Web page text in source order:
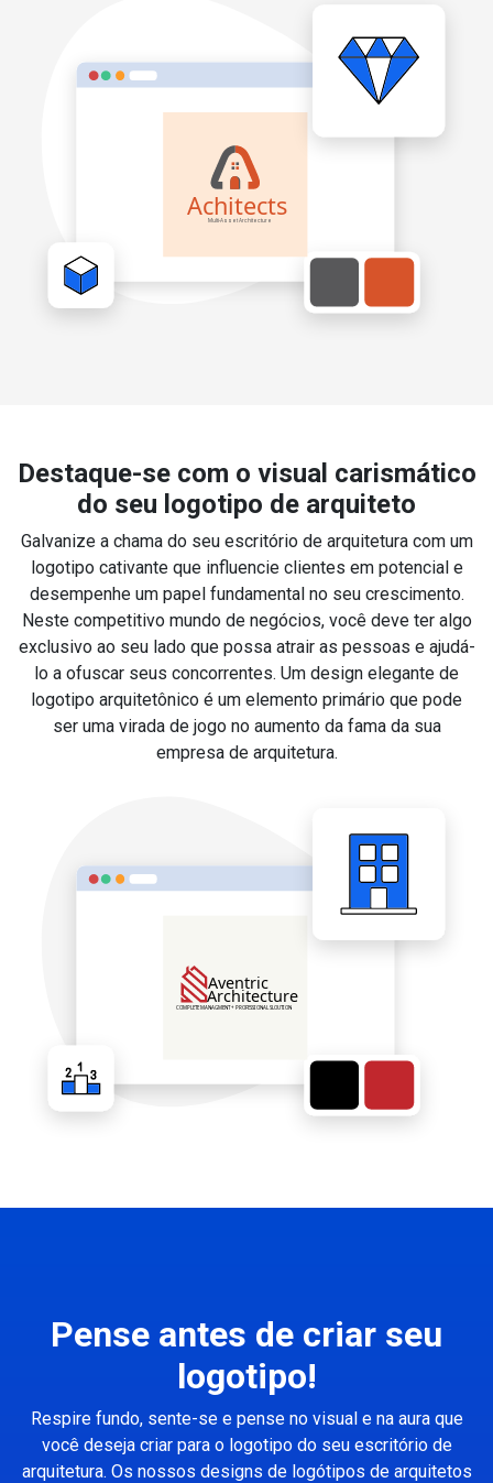
Destaque-se com o visual carismático
do seu logotipo de arquiteto
Galvanize a chama do seu escritório de arquitetura com um
logotipo cativante que influencie clientes em potencial e
desempenhe um papel fundamental no seu crescimento.
Neste competitivo mundo de negócios, você deve ter algo
exclusivo ao seu lado que possa atrair as pessoas e ajudá-
lo a ofuscar seus concorrentes. Um design elegante de
logotipo arquitetônico é um elemento primário que pode
ser uma virada de jogo no aumento da fama da sua
empresa de arquitetura.
Pense antes de criar seu
logotipo!
Respire fundo, sente-se e pense no visual e na aura que
você deseja criar para o logotipo do seu escritório de
arquitetura. Os nossos designs de logótipos de arquitetos